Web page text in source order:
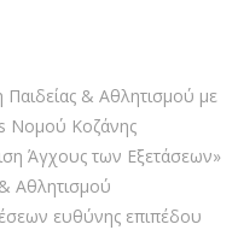
Παιδείας & Αθλητισμού με
Νομού Κοζάνης
Άγχους των Εξετάσεων»
Αθλητισμού
ευθύνης επιπέδου